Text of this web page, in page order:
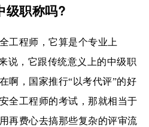
级职称吗?
工程师，它算是个专业上
说，它跟传统意义上的中级职
啊，国家推行“以考代评”的好
全工程师的考试，那就相当于
再费心去搞那些复杂的评审流